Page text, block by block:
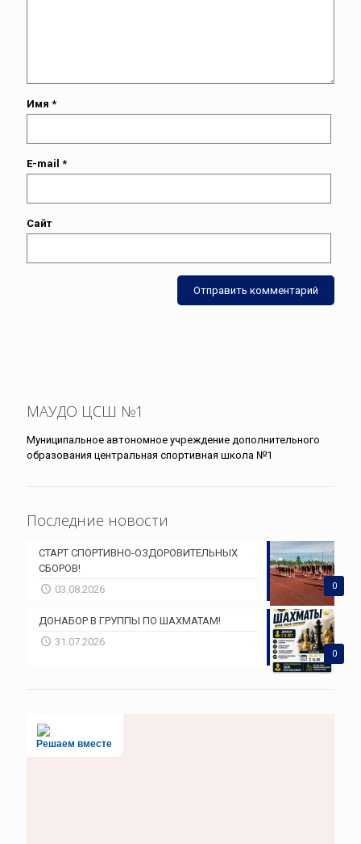
Имя *
E-mail *
Сайт
МАУДО ЦСШ №1
Муниципальное автономное учреждение дополнительного
образования центральная спортивная школа №1
Последние новости
0
СТАРТ СПОРТИВНО-ОЗДОРОВИТЕЛЬНЫХ
СБОРОВ!
03.08.2026
0
ДОНАБОР В ГРУППЫ ПО ШАХМАТАМ!
31.07.2026
Решаем вместе